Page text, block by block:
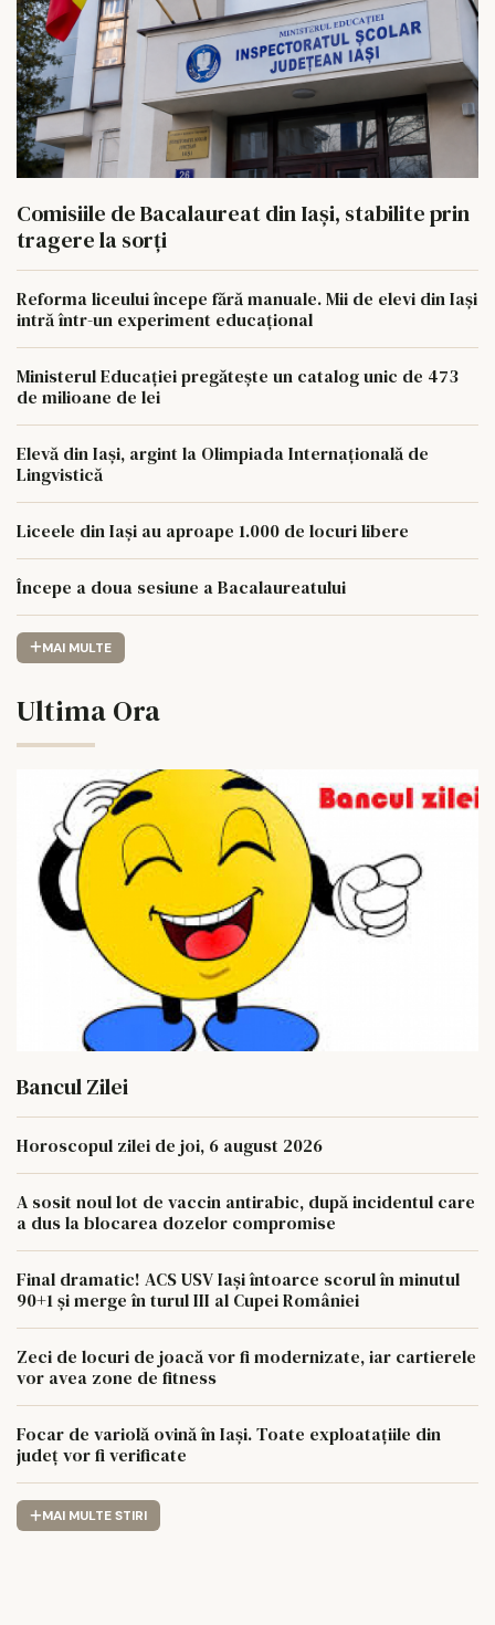
Comisiile de Bacalaureat din Iași, stabilite prin
tragere la sorți
Reforma liceului începe fără manuale. Mii de elevi din Iași
intră într-un experiment educațional
Ministerul Educației pregătește un catalog unic de 473
de milioane de lei
Elevă din Iași, argint la Olimpiada Internațională de
Lingvistică
Liceele din Iași au aproape 1.000 de locuri libere
Începe a doua sesiune a Bacalaureatului
MAI MULTE
Ultima Ora
Bancul Zilei
Horoscopul zilei de joi, 6 august 2026
A sosit noul lot de vaccin antirabic, după incidentul care
a dus la blocarea dozelor compromise
Final dramatic! ACS USV Iași întoarce scorul în minutul
90+1 și merge în turul III al Cupei României
Zeci de locuri de joacă vor fi modernizate, iar cartierele
vor avea zone de fitness
Focar de variolă ovină în Iași. Toate exploatațiile din
județ vor fi verificate
MAI MULTE STIRI